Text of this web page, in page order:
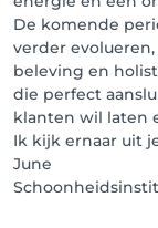
De komende
verder
beleving en
die perfect
klanten wil laten
Ik kijk ernaar uit
June